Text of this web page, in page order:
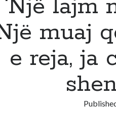
‘Një lajm
muaj
e reja, ja